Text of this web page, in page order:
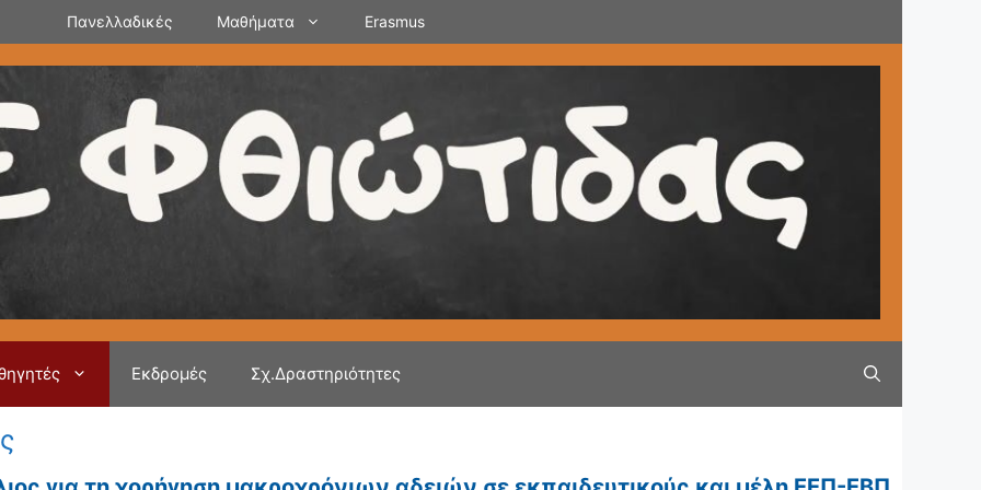
Πανελλαδικές Μαθήματα Erasmus
Εκδρομές Σχ.Δραστηριότητες